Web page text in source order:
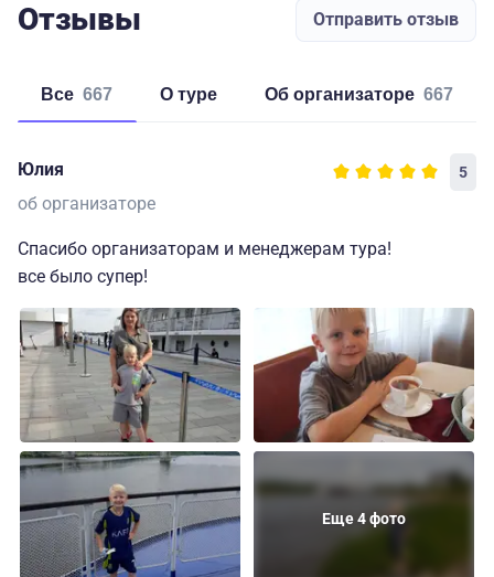
Отзывы Отправить отзыв
Все 667 о туре об организаторе 667
Юлия 5
об организаторе
Спасибо организаторам и менеджерам тура!
все было супер!
Еще 4 фото